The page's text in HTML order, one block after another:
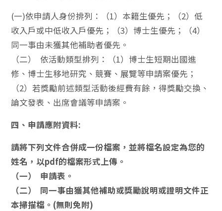
(一)依申請人身份排列：（1）本籍生優先；（2）低
收入戶或中低收入戶優先；（3）博士生優先；（4）
同一事由未獲其他補助者優先。
（二） 依活動類型排列：（1）博士生短期出國進
修、博士生移地研究、競賽、展覽等申請案優先；
（2）若獎勵前述類型活動後經費有餘，得獎勵交換、
論文發表、出席會議等申請案。
四、申請應附資料:
請將下列文件合併成一份檔案，並將檔名設定為您的
姓名，以pdf的檔案形式上傳。
（一） 申請表。
（二） 同一事由獲其他補助或獎勵說明或證明文件正
本掃描檔。(無則免附)